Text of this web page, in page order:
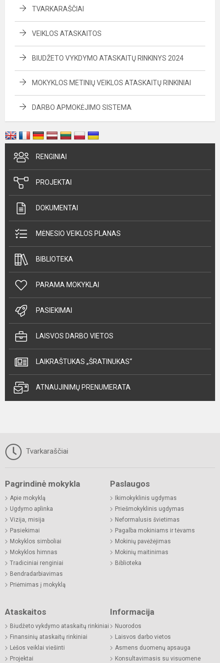
TVARKARAŠČIAI
VEIKLOS ATASKAITOS
BIUDŽETO VYKDYMO ATASKAITŲ RINKINYS 2024
MOKYKLOS METINIŲ VEIKLOS ATASKAITŲ RINKINIAI
DARBO APMOKĖJIMO SISTEMA
RENGINIAI
PROJEKTAI
DOKUMENTAI
MĖNESIO VEIKLOS PLANAS
BIBLIOTEKA
PARAMA MOKYKLAI
PASIEKIMAI
LAISVOS DARBO VIETOS
LAIKRAŠTUKAS „ŠRATINUKAS“
ATNAUJINIMŲ PRENUMERATA
Tvarkaraščiai
Pagrindinė mokykla
Apie mokyklą
Ugdymo aplinka
Vizija, misija
Pasiekimai
Mokyklos simboliai
Mokyklos himnas
Tradiciniai renginiai
Bendradarbiavimas
Priėmimas į mokyklą
Paslaugos
Ikimokyklinis ugdymas
Priešmokyklinis ugdymas
Neformalusis švietimas
Pagalba mokiniams ir tėvams
Mokinių pavėžėjimas
Mokinių maitinimas
Biblioteka
Ataskaitos
Biudžeto vykdymo ataskaitų rinkiniai
Finansinių ataskaitų rinkiniai
Lėšos veiklai viešinti
Projektai
Informacija
Nuorodos
Laisvos darbo vietos
Asmens duomenų apsauga
Konsultavimasis su visuomene